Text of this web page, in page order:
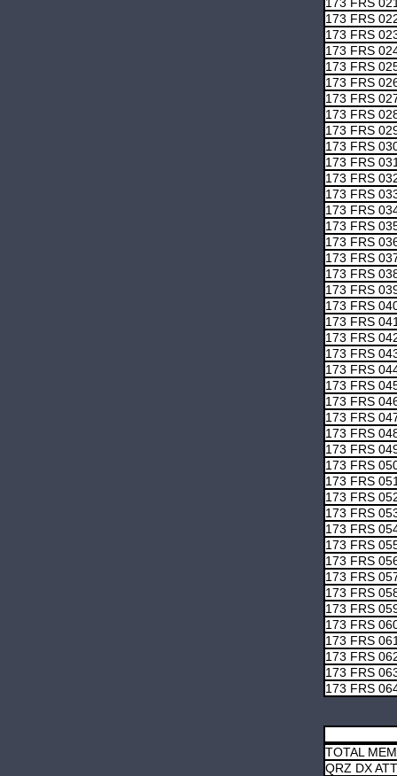
173 FRS
173 FRS
173 FRS
173 FRS
173 FRS
173 FRS
173 FRS
173 FRS
173 FRS
173 FRS
173 FRS
173 FRS
173 FRS
173 FRS
173 FRS
173 FRS
173 FRS
173 FRS
173 FRS
173 FRS
173 FRS
173 FRS
173 FRS
173 FRS
173 FRS
173 FRS
173 FRS
173 FRS
173 FRS
173 FRS
173 FRS
173 FRS
173 FRS
173 FRS
173 FRS
173 FRS
173 FRS
173 FRS
173 FRS
173 FRS
173 FRS
173 FRS
173 FRS
TOTAL
QRZ DX